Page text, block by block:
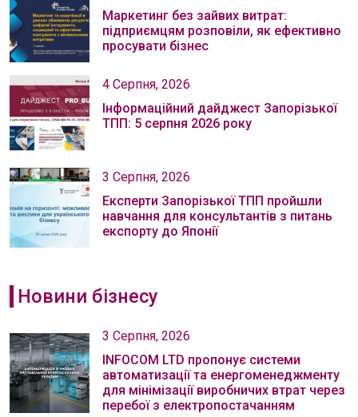
Маркетинг без зайвих витрат:
підприємцям розповіли, як ефективно
просувати бізнес
4 Серпня, 2026
Інформаційний дайджест Запорізької
ТПП: 5 серпня 2026 року
3 Серпня, 2026
Експерти Запорізької ТПП пройшли
навчання для консультантів з питань
експорту до Японії
Новини бізнесу
3 Серпня, 2026
INFOCOM LTD пропонує системи
автоматизації та енергоменеджменту
для мінімізації виробничих втрат через
перебої з електропостачанням